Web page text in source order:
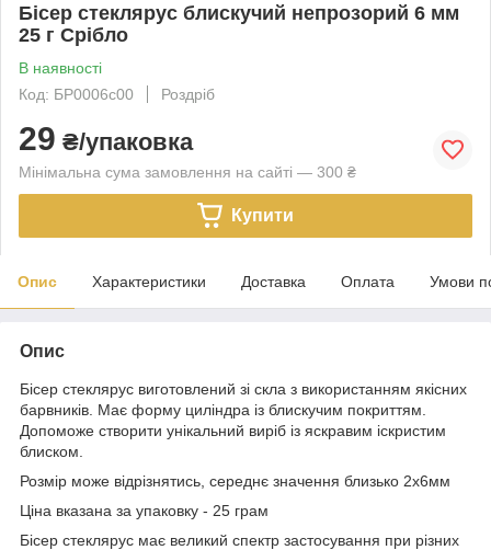
Бісер стеклярус блискучий непрозорий 6 мм
25 г Срібло
В наявності
Код: БР0006с00
Роздріб
29 ₴/упаковка
Мінімальна сума замовлення на сайті — 300 ₴
Купити
Опис Характеристики Доставка Оплата Умови
Опис
Бісер стеклярус виготовлений зі скла з використанням якісних
барвників. Має форму циліндра із блискучим покриттям.
Допоможе створити унікальний виріб із яскравим іскристим
блиском.
Розмір може відрізнятись, середнє значення близько 2х6мм
Ціна вказана за упаковку - 25 грам
Бісер стеклярус має великий спектр застосування при різних